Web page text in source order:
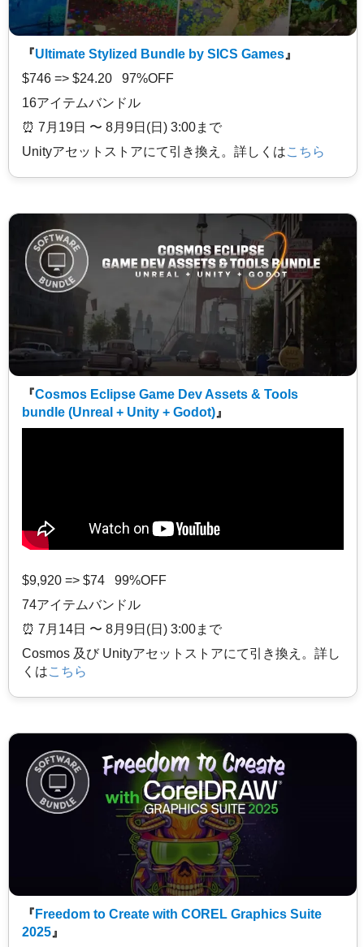
『Ultimate Stylized Bundle by SICS Games 』
$746 => $24.20 97%OFF
16アイテムバンドル
⏰️ 7月19日 〜 8月9日(日) 3:00まで
Unityアセットストアにて引き換え。詳しくはこちら
『Cosmos Eclipse Game Dev Assets & Tools
bundle (Unreal + Unity + Godot) 』
$9,920 => $74 99%OFF
74アイテムバンドル
⏰️ 7月14日 〜 8月9日(日) 3:00まで
Cosmos 及び Unityアセットストアにて引き換え。詳し
くはこちら
『 Freedom to Create with COREL Graphics Suite
2025 』